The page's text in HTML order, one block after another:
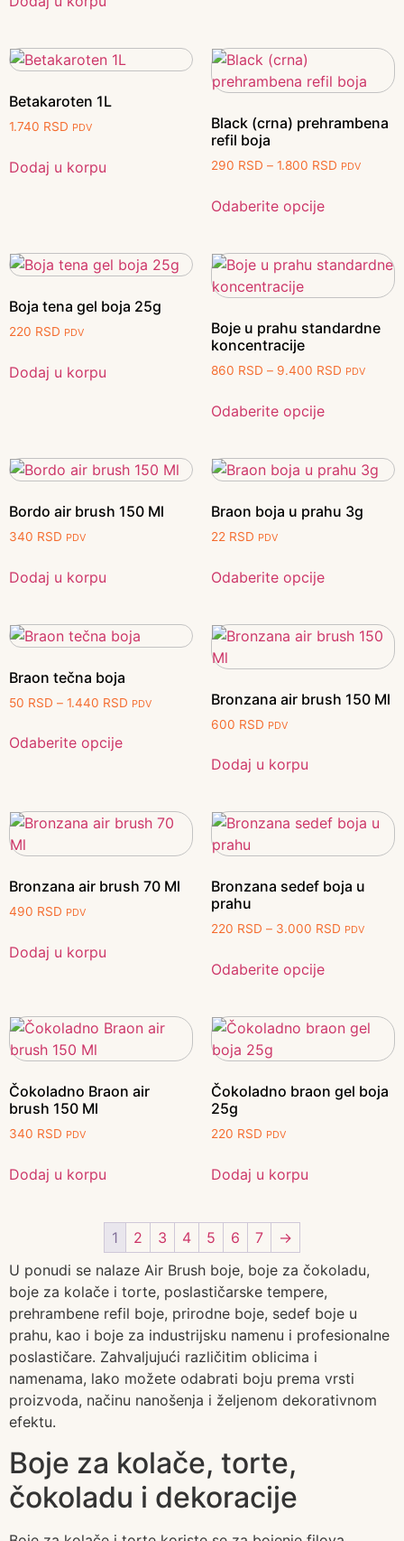
Betakaroten 1L
1.740 RSD PDV
Dodaj u korpu
Black (crna) prehrambena
refil boja
290 RSD – 1.800 RSD PDV
Odaberite opcije
Boja tena gel boja 25g
220 RSD PDV
Dodaj u korpu
Boje u prahu standardne
koncentracije
860 RSD – 9.400 RSD PDV
Odaberite opcije
Bordo air brush 150 Ml
340 RSD PDV
Dodaj u korpu
Braon boja u prahu 3g
22 RSD PDV
Odaberite opcije
Braon tečna boja
50 RSD – 1.440 RSD PDV
Odaberite opcije
Bronzana air brush 150 Ml
600 RSD PDV
Dodaj u korpu
Bronzana air brush 70 Ml
490 RSD PDV
Dodaj u korpu
Bronzana sedef boja u
prahu
220 RSD – 3.000 RSD PDV
Odaberite opcije
Čokoladno Braon air
brush 150 Ml
340 RSD PDV
Dodaj u korpu
Čokoladno braon gel boja
25g
220 RSD PDV
Dodaj u korpu
1 2 3 4 5 6 7
→
U ponudi se nalaze Air Brush boje, boje za čokoladu,
boje za kolače i torte, poslastičarske tempere,
prehrambene refil boje, prirodne boje, sedef boje u
prahu, kao i boje za industrijsku namenu i profesionalne
poslastičare. Zahvaljujući različitim oblicima i
namenama, lako možete odabrati boju prema vrsti
proizvoda, načinu nanošenja i željenom dekorativnom
efektu.
Boje za kolače, torte,
čokoladu i dekoracije